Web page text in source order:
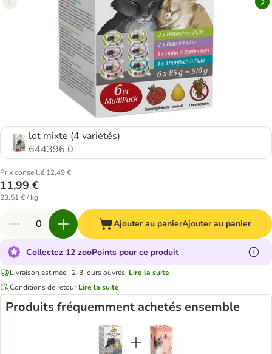
lot mixte (4 variétés)
644396.0
Prix conseillé 12,49 €
11,99 €
23,51 € / kg
Ajouter au panierAjouter au panier
Collectez 12 zooPoints pour ce produit
Livraison estimée : 2-3 jours ouvrés. Lire la suite
Conditions de retour Lire la suite
Produits fréquemment achetés ensemble